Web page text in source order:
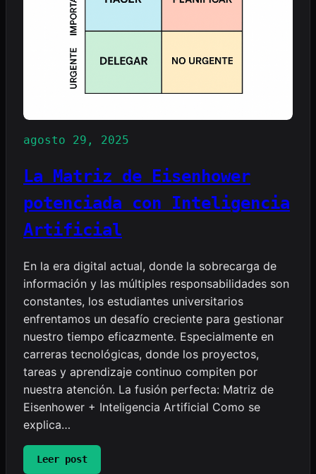
agosto 29, 2025
La Matriz de Eisenhower
potenciada con Inteligencia
Artificial
En la era digital actual, donde la sobrecarga de
información y las múltiples responsabilidades son
constantes, los estudiantes universitarios
enfrentamos un desafío creciente para gestionar
nuestro tiempo eficazmente. Especialmente en
carreras tecnológicas, donde los proyectos,
tareas y aprendizaje continuo compiten por
nuestra atención. La fusión perfecta: Matriz de
Eisenhower + Inteligencia Artificial Como se
explica…
Leer post: